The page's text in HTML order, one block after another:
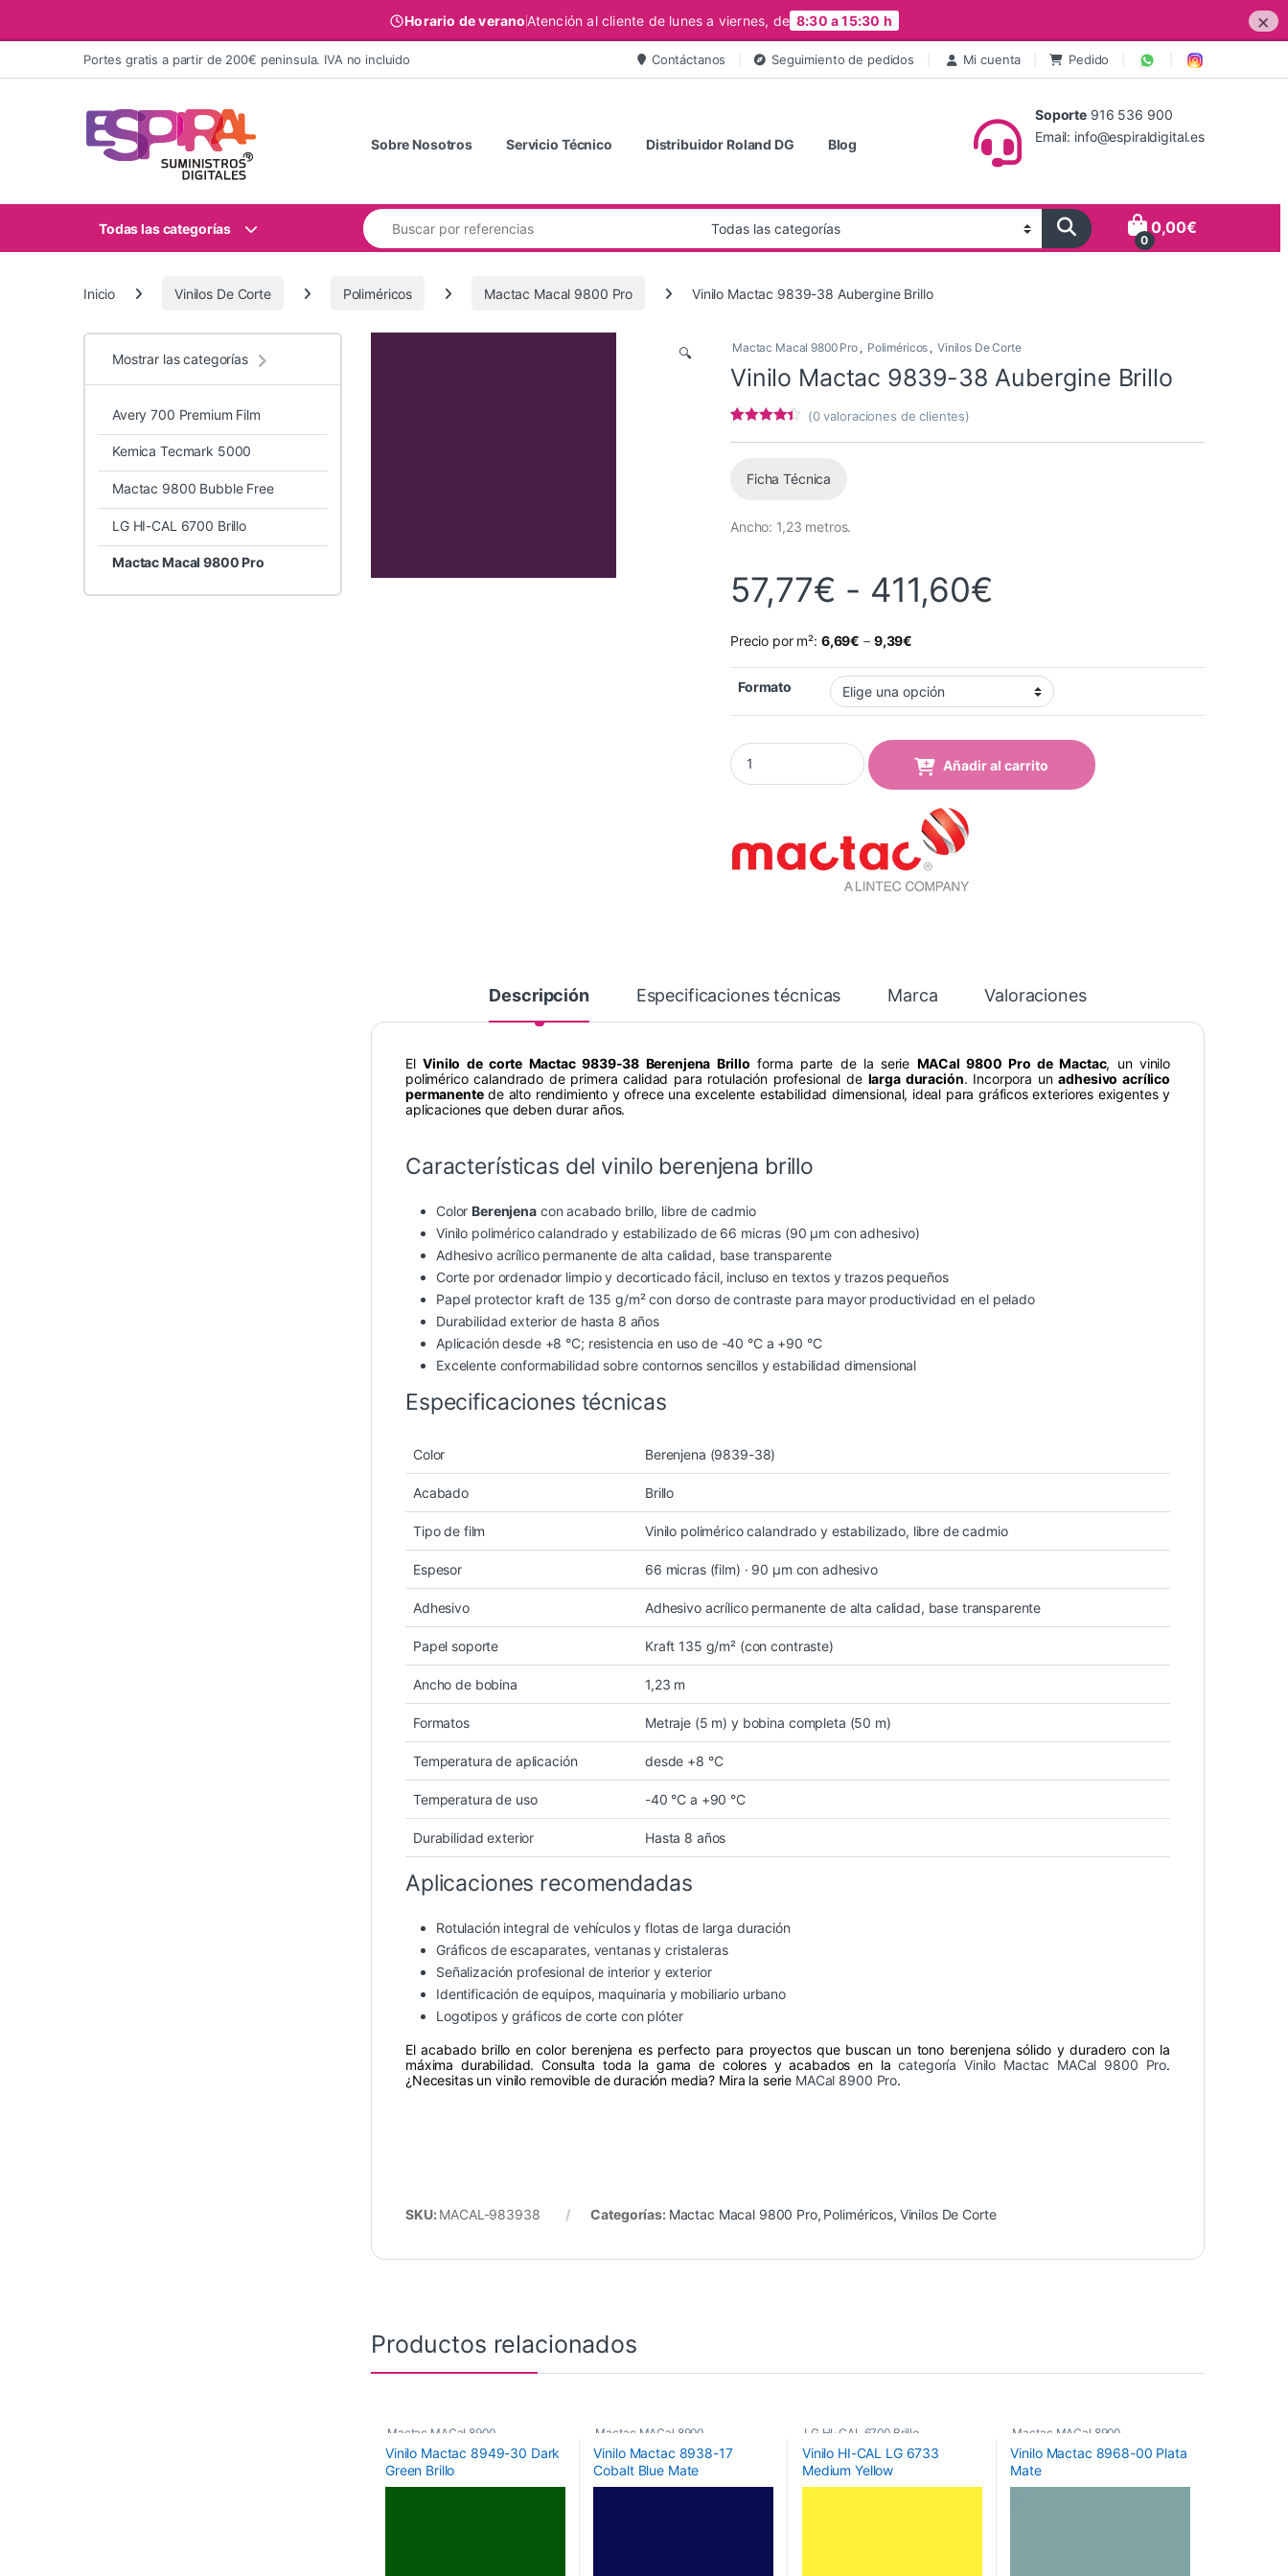
Horario de veranoAtención al cliente de lunes a viernes, de 8:30 a 15:30 h ×
Ir al contenidoPortes gratis a partir de 200€ peninsula. IVA no incluido Contáctanos Seguimiento de pedidos Mi cuenta Pedido
Sobre Nosotros Servicio Técnico Distribuidor Roland DG Blog
Soporte 916 536 900
Email: info@espiraldigital.es
Todas las categorías
Buscar:
0
0,00€
Inicio Vinilos De Corte Poliméricos Mactac Macal 9800 Pro Vinilo Mactac 9839-38 Aubergine Brillo
🔍 Mactac Macal 9800 Pro , Poliméricos , Vinilos De Corte
Vinilo Mactac 9839-38 Aubergine Brillo
con4.25de
valoracione
(0valoraciones de clientes)
Ficha Técnica
Ancho: 1,23 metros.
57,77€ - 411,60€
Precio por m²: 6,69€ – 9,39€
Formato
Vinilo Mactac 9839-38 Aubergine Brillo quantity
Añadir al carrito
Descripción Especificaciones técnicas Marca Valoraciones
ElVinilo de corte Mactac 9839-38 Berenjena Brillo forma parte de la serie MACal 9800 Pro de Mactac, un vinilo
polimérico calandrado de primera calidad para rotulación profesional de larga duración. Incorpora unadhesivo acrílico
permanentede alto rendimiento y ofrece una excelente estabilidad dimensional, ideal para gráficos exteriores exigentes y
aplicaciones que deben durar años.
Características del vinilo berenjena brillo
Color Berenjenacon acabado brillo, libre de cadmio
Vinilo polimérico calandrado y estabilizado de 66 micras (90 µm con adhesivo)
Adhesivo acrílico permanente de alta calidad, base transparente
Corte por ordenador limpio y decorticado fácil, incluso en textos y trazos pequeños
Papel protector kraft de 135 g/m² con dorso de contraste para mayor productividad en el pelado
Durabilidad exterior de hasta 8 años
Aplicación desde +8 °C; resistencia en uso de -40 °C a +90 °C
Excelente conformabilidad sobre contornos sencillos y estabilidad dimensional
Especificaciones técnicas
Color Berenjena (9839-38)
Acabado Brillo
Tipo de film Vinilo polimérico calandrado y estabilizado, libre de cadmio
Espesor 66 micras (film) · 90 µm con adhesivo
Adhesivo Adhesivo acrílico permanente de alta calidad, base transparente
Papel soporte Kraft 135 g/m² (con contraste)
Ancho de bobina 1,23 m
Formatos Metraje (5 m) y bobina completa (50 m)
Temperatura de aplicación desde +8 °C
Temperatura de uso -40 °C a +90 °C
Durabilidad exterior Hasta 8 años
Aplicaciones recomendadas
Rotulación integral de vehículos y flotas de larga duración
Gráficos de escaparates, ventanas y cristaleras
Señalización profesional de interior y exterior
Identificación de equipos, maquinaria y mobiliario urbano
Logotipos y gráficos de corte con plóter
El acabado brillo en color berenjena es perfecto para proyectos que buscan un tono berenjena sólido y duradero con la
máxima durabilidad. Consulta toda la gama de colores y acabados en lacategoría Vinilo Mactac MACal 9800 Pro.
¿Necesitas un vinilo removible de duración media? Mira la serie MACal 8900 Pro.
SKU: MACAL-983938 Categorías: Mactac Macal 9800 Pro, Poliméricos, Vinilos De Corte
Productos relacionados
Mactac MACal 8900
Monoméricos, Vinilos De Corte
Vinilo Mactac 8949-30 Dark
Green Brillo
Mactac MACal 8900
Monoméricos, Vinilos De Corte
Vinilo Mactac 8938-17
Cobalt Blue Mate
LG HI-CAL 6700 Brillo
Poliméricos,Vinilos De Corte
Vinilo HI-CAL LG 6733
Medium Yellow
Mactac MACal 8900
Monoméricos, Vinilos De Corte
Vinilo Mactac 8968-00 Plata
Mate
Mostrar las categorías
Avery 700 Premium Film
Kemica Tecmark 5000
Mactac 9800 Bubble Free
LG HI-CAL 6700 Brillo
Mactac Macal 9800 Pro